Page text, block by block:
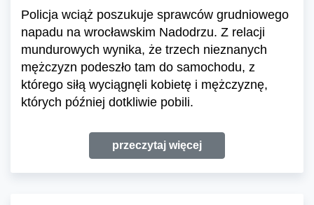
Policja wciąż poszukuje sprawców grudniowego
napadu na wrocławskim Nadodrzu. Z relacji
mundurowych wynika, że trzech nieznanych
mężczyzn podeszło tam do samochodu, z
którego siłą wyciągnęli kobietę i mężczyznę,
których później dotkliwie pobili.
przeczytaj więcej